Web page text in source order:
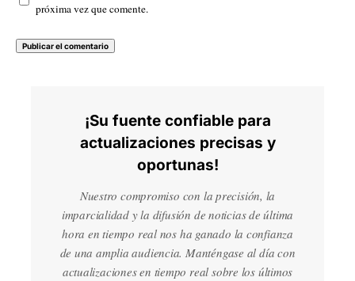
próxima vez que comente.
¡Su fuente confiable para
actualizaciones precisas y
oportunas!
Nuestro compromiso con la precisión, la
imparcialidad y la difusión de noticias de última
hora en tiempo real nos ha ganado la confianza
de una amplia audiencia. Manténgase al día con
actualizaciones en tiempo real sobre los últimos